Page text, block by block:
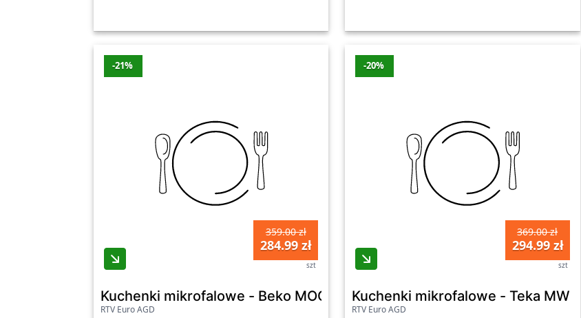
-21%
359.00 zł
284.99 zł
szt
Kuchenki mikrofalowe - Beko MOC20100W2
RTV Euro AGD
-20%
369.00 zł
294.99 zł
szt
Kuchenki mikrofalowe - Teka MW
RTV Euro AGD